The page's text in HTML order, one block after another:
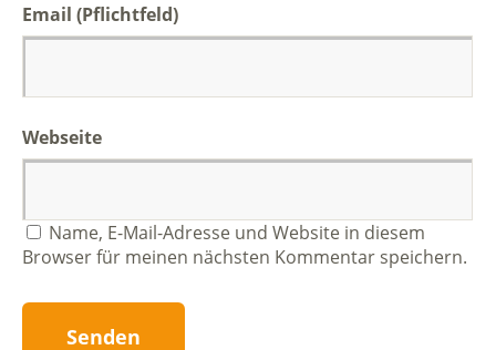
Email (Pflichtfeld)
Webseite
Name, E-Mail-Adresse und Website in diesem
Browser für meinen nächsten Kommentar speichern.